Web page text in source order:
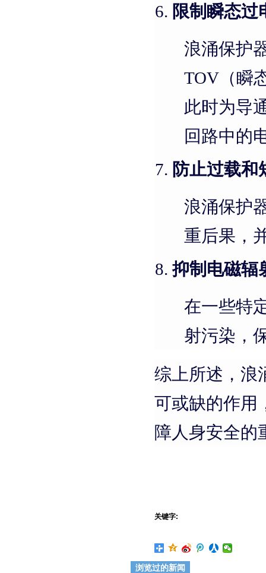
限制瞬态过
浪涌保护
TOV（瞬
此时为导
回路中的
防止过载和
浪涌保护
重后果，
抑制电磁辐
在一些特
射污染，
综上所述，浪
可或缺的作用
障人身安全的
关键字:
浏览过的新闻